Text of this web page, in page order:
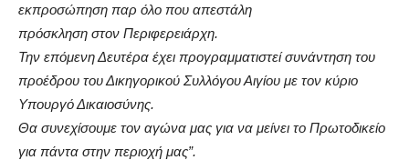
εκπροσώπηση παρ όλο που απεστάλη
πρόσκληση στον Περιφερειάρχη.
Την επόμενη Δευτέρα έχει προγραμματιστεί συνάντηση του
προέδρου του Δικηγορικού Συλλόγου Αιγίου με τον κύριο
Υπουργό Δικαιοσύνης.
Θα συνεχίσουμε τον αγώνα μας για να μείνει το Πρωτοδικείο
για πάντα στην περιοχή μας”.